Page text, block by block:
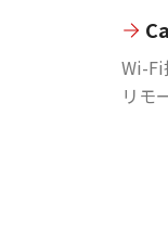
Wi-Fi
リモ